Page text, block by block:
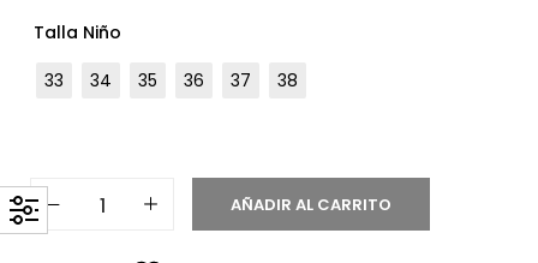
Talla Niño
33
34 35 36 37 38
AÑADIR AL CARRITO